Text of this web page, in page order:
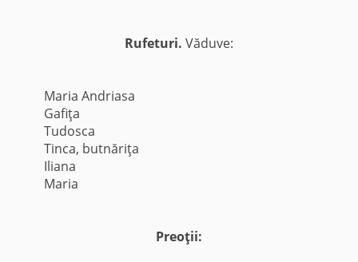
Rufeturi. Văduve:
Maria Andriasa
Gafiţa
Tudosca
Tinca, butnăriţa
Iliana
Maria
Preoţii: